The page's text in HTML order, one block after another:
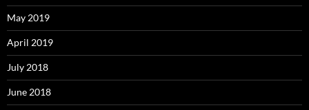
May 2019
April 2019
July 2018
June 2018